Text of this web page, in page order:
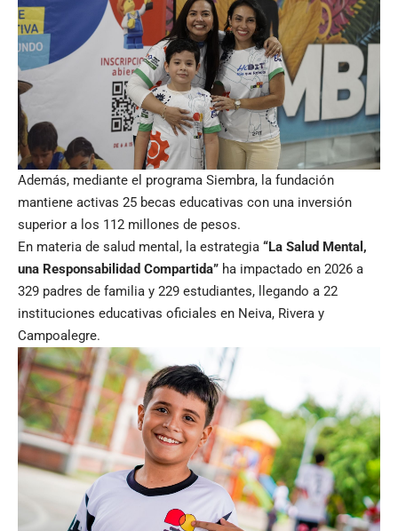
Además, mediante el programa Siembra, la fundación
mantiene activas 25 becas educativas con una inversión
superior a los 112 millones de pesos.
En materia de salud mental, la estrategia “La Salud Mental,
una Responsabilidad Compartida” ha impactado en 2026 a
329 padres de familia y 229 estudiantes, llegando a 22
instituciones educativas oficiales en Neiva, Rivera y
Campoalegre.